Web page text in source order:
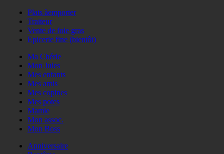
Plats àemporter
Traiteur
Vente de foie gras
Epicerie fine (bientôt)
Ma Chérie
Mon Jules
Mes enfants
Mes amis
Mes copines
Mes potes
Mamie
Mon assoc.
Mon Boss
Anniversaire